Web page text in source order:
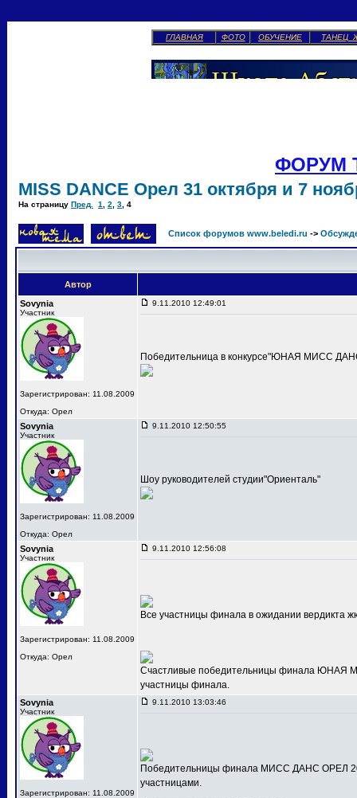
ГЛАВНАЯ ФОТО ОБУЧЕНИЕ ТАНЕЦ
ФОРУМ
MISS DANCE Орел 31 октября и 7
На страницу Пред. 1 2 3 4
Список форумов www.beledi.ru ->
Автор
Sovynia
Участник
Зарегистрирован: 11.08.2009
Откуда: Орел
9.11.2010 12:49:01
Победительница в конкурсе"ЮНАЯ МИСС
Sovynia
Участник
Зарегистрирован: 11.08.2009
Откуда: Орел
9.11.2010 12:50:55
Шоу руководителей студии"Ориенталь"
Sovynia
Участник
Зарегистрирован: 11.08.2009
Откуда: Орел
9.11.2010 12:56:08
Все участницы финала в ожидании вердикта
Счастливые победительницы финала ЮНАЯ
участницы финала.
Sovynia
Участник
Зарегистрирован: 11.08.2009
9.11.2010 13:03:46
Победительницы финала МИСС ДАНС ОРЕЛ
участницами.